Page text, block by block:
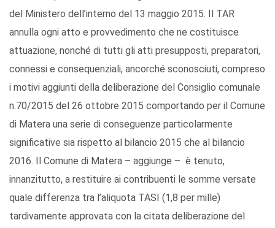
del Ministero dell’interno del 13 maggio 2015. Il TAR
annulla ogni atto e provvedimento che ne costituisce
attuazione, nonché di tutti gli atti presupposti, preparatori,
connessi e consequenziali, ancorché sconosciuti, compreso
i motivi aggiunti della deliberazione del Consiglio comunale
n.70/2015 del 26 ottobre 2015 comportando per il Comune
di Matera una serie di conseguenze particolarmente
significative sia rispetto al bilancio 2015 che al bilancio
2016. Il Comune di Matera – aggiunge – è tenuto,
innanzitutto, a restituire ai contribuenti le somme versate
quale differenza tra l’aliquota TASI (1,8 per mille)
tardivamente approvata con la citata deliberazione del